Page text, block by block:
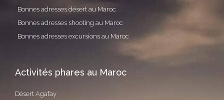
Bonnes adresses désert au Maroc
Bonnes adresses shooting au Maroc
Bonnes adresses excursions au Maroc
Activités phares au Maroc
Désert Agafay